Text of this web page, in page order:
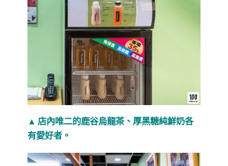
▲ 店內唯二的鹿谷烏龍茶、厚黑糖純鮮奶各
有愛好者。